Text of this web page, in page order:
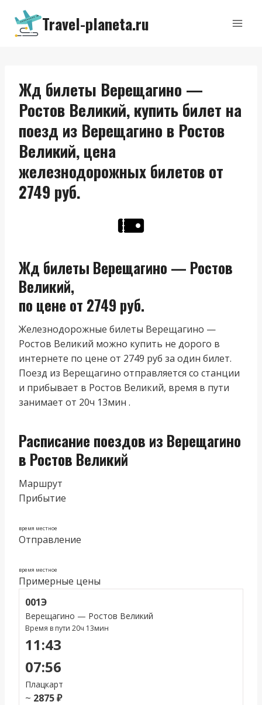
Перейти
содержимому
Travel-planeta.ru
Жд билеты Верещагино —
Ростов Великий, купить билет на
поезд из Верещагино в Ростов
Великий, цена
железнодорожных билетов от
2749 руб.
Жд билеты Верещагино — Ростов
Великий,
по цене от 2749 руб.
Железнодорожные билеты Верещагино —
Ростов Великий можно купить не дорого в
интернете по цене от 2749 руб за один билет.
Поезд из Верещагино отправляется со станции
и прибывает в Ростов Великий, время в пути
занимает от 20ч 13мин .
Расписание поездов из Верещагино
в Ростов Великий
Маршрут
Прибытие
время местное
Отправление
время местное
Примерные цены
001Э
Верещагино — Ростов Великий
Время в пути 20ч 13мин
11:43
07:56
Плацкарт
~ 2875 ₽